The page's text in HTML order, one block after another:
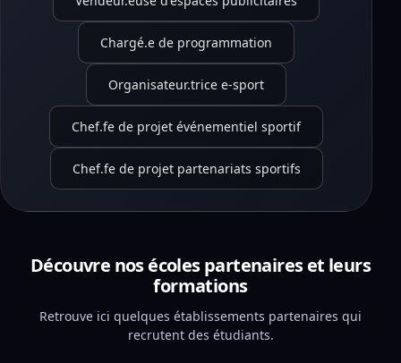
Chargé.e de programmation
Organisateur.trice e-sport
Chef.fe de projet événementiel sportif
Chef.fe de projet partenariats sportifs
Découvre nos écoles partenaires et leurs
formations
Retrouve ici quelques établissements partenaires qui
recrutent des étudiants.